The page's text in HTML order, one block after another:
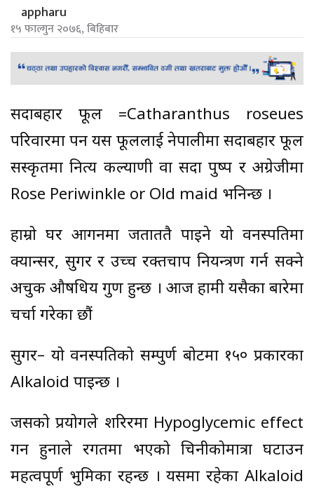
appharu
१५ फाल्गुन २०७६, बिहिबार
सदाबहार फूल =Catharanthus roseues
परिवारमा पर्ने यस फूललाई नेपालीमा सदाबहार फूल
स‌‌‍स्कृतमा नित्य कल्याणी वा सदा पुष्प र अ‍ग्रेजीमा
Rose Periwinkle or Old maid भनिन्छ ।
हाम्रो घर आगनमा जताततै पाइने यो वनस्पतिमा
क्यान्सर, सुगर र उच्च रक्तचाप नियन्त्रण गर्न सक्ने
अचुक औषधिय गुण हुन्छ । आज हामी यसैका बारेमा
चर्चा गरेका छौं
सुगर– यो वनस्पतिको सम्पुर्ण बोटमा १५० प्रकारका
Alkaloid पाइन्छ ।
जसको प्रयोगले शरिरमा Hypoglycemic effect
गर्ने हुनाले रगतमा भएको चिनीकोमात्रा घटाउन
महत्वपूर्ण भुमिका रहन्छ । यसमा रहेका Alkaloid